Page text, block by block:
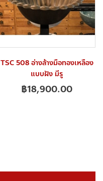
TSC 508 อ่างล้างมือทองเหลือง
แบบฝัง มีรู
฿18,900.00